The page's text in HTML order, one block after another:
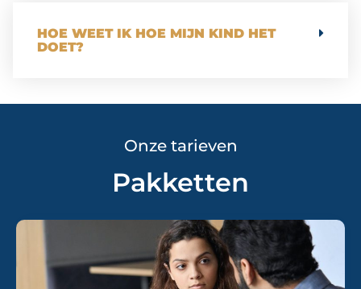
HOE WEET IK HOE MIJN KIND HET
DOET?
Onze tarieven
Pakketten